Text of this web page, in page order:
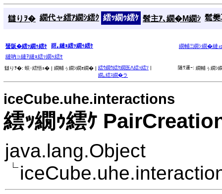
讎りｦ� 繝代ャ繧ｱ繝ｼ繧ｸ 繧ｯ繝ｩ繧ｹ 髫主ｱ､繝�Μ繝ｼ 髱
蜑阪�繧ｯ繝ｩ繧ｹ 谺｡縺ｮ繧ｯ繝ｩ繧ｹ
繝輔Ξ繝ｼ繝�縺
縺吶∋縺ｦ縺ｮ繧ｯ繝ｩ繧ｹ
讎りｦ�: 蜈･繧悟ｭ� | 繝輔ぅ繝ｼ繝ｫ繝� | 繧ｳ繝ｳ繧ｹ繝医Λ繧ｯ繧ｿ |
繝｡繧ｽ繝�ラ
隧ｳ邏ｰ: 繝輔ぅ繝ｼ
iceCube.uhe.interactions
繧ｯ繝ｩ繧ｹ
java.lang.Object